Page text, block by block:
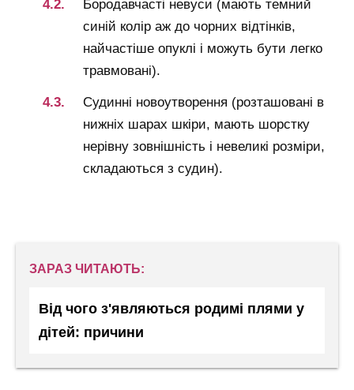
Бородавчасті невуси (мають темний
синій колір аж до чорних відтінків,
найчастіше опуклі і можуть бути легко
травмовані).
Судинні новоутворення (розташовані в
нижніх шарах шкіри, мають шорстку
нерівну зовнішність і невеликі розміри,
складаються з судин).
ЗАРАЗ ЧИТАЮТЬ:
Від чого з'являються родимі плями у
дітей: причини